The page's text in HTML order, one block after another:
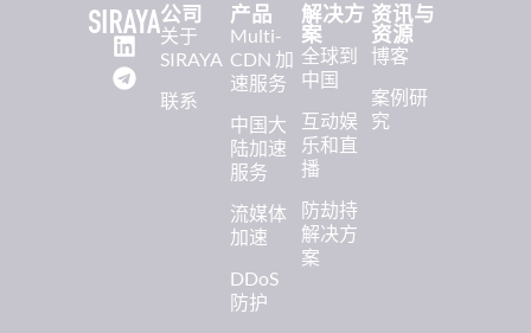
公司
关于
SIRAYA
联系
产品
Multi-
CDN 加
速服务
中国大
陆加速
服务
流媒体
加速
DDoS
防护
解决方
案
全球到
中国
互动娱
乐和直
播
防劫持
解决方
案
资讯与
资源
博客
案例研
究